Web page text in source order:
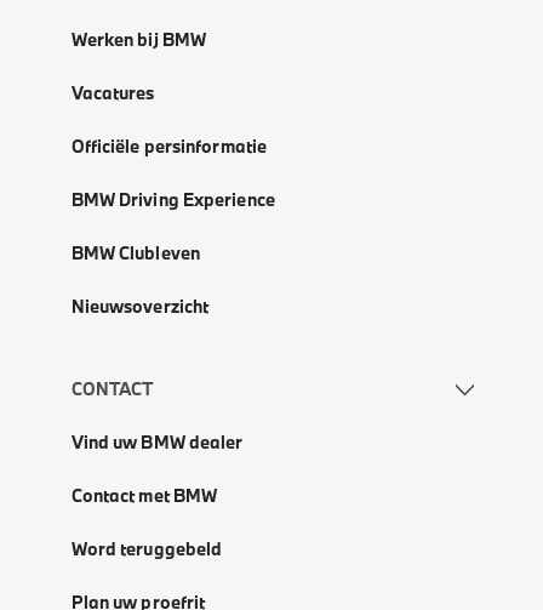
Werken bij BMW
Vacatures
Officiële persinformatie
BMW Driving Experience
BMW Clubleven
Nieuwsoverzicht
CONTACT
Vind uw BMW dealer
Contact met BMW
Word teruggebeld
Plan uw proefrit